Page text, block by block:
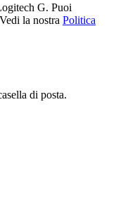
G. Puoi
la nostra Politica
di posta.